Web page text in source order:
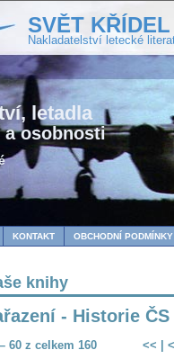
SVĚT KŘÍDEL
Nakladatelství letecké
letadla
a osobnosti
KONTAKT OBCHODNÍ PODMÍNKY
knihy
- Historie
60 z celkem 160 << <